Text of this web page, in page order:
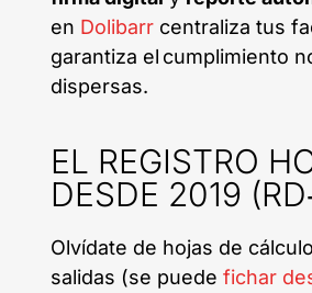
en Dolibarr centraliza tus
garantiza el cumplimiento
dispersas.
EL REGISTRO
DESDE 2019
Olvídate de hojas de
salidas (se puede fichar